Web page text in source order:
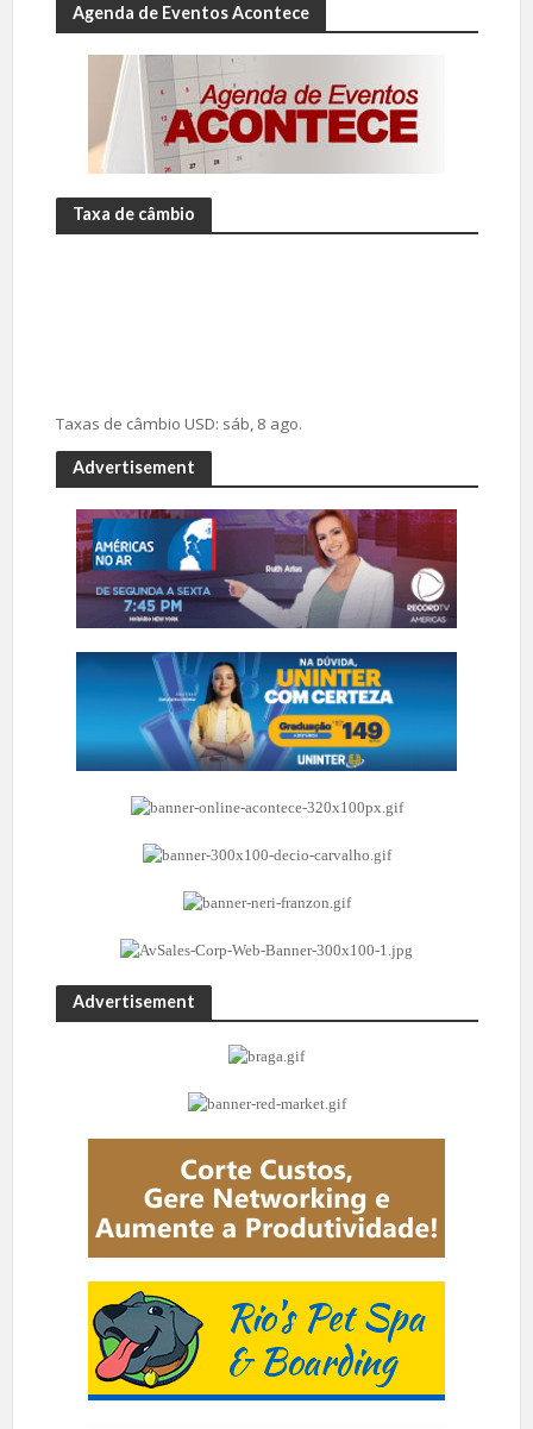
Agenda de Eventos Acontece
Taxa de câmbio
Taxas de câmbio USD: sáb, 8 ago.
Advertisement
Advertisement